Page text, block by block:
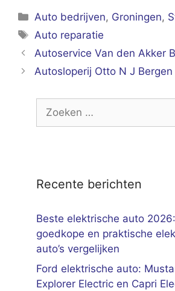
Categorieën
Auto bedrijven, Groningen,
Tags
Auto reparatie
Autoservice Van den Akker
Autosloperij Otto N J Bergen
naar:
Recente berichten
Beste elektrische auto
goedkope en praktische
auto’s vergelijken
Ford elektrische auto:
Explorer Electric en Capri